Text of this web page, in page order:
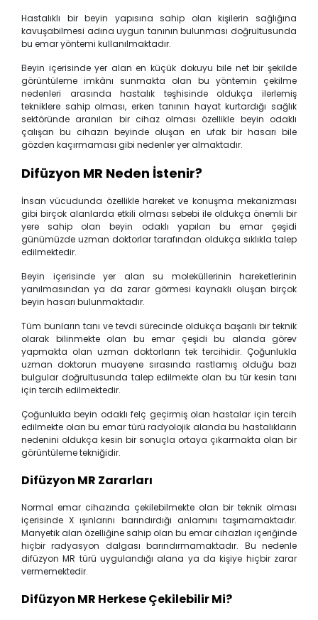
Hastalıklı bir beyin yapısına sahip olan kişilerin sağlığına
kavuşabilmesi adına uygun tanının bulunması doğrultusunda
bu emar yöntemi kullanılmaktadır.
Beyin içerisinde yer alan en küçük dokuyu bile net bir şekilde
görüntüleme imkânı sunmakta olan bu yöntemin çekilme
nedenleri arasında hastalık teşhisinde oldukça ilerlemiş
tekniklere sahip olması, erken tanının hayat kurtardığı sağlık
sektöründe aranılan bir cihaz olması özellikle beyin odaklı
çalışan bu cihazın beyinde oluşan en ufak bir hasarı bile
gözden kaçırmaması gibi nedenler yer almaktadır.
Difüzyon MR Neden İstenir?
İnsan vücudunda özellikle hareket ve konuşma mekanizması
gibi birçok alanlarda etkili olması sebebi ile oldukça önemli bir
yere sahip olan beyin odaklı yapılan bu emar çeşidi
günümüzde uzman doktorlar tarafından oldukça sıklıkla talep
edilmektedir.
Beyin içerisinde yer alan su moleküllerinin hareketlerinin
yanılmasından ya da zarar görmesi kaynaklı oluşan birçok
beyin hasarı bulunmaktadır.
Tüm bunların tanı ve tevdi sürecinde oldukça başarılı bir teknik
olarak bilinmekte olan bu emar çeşidi bu alanda görev
yapmakta olan uzman doktorların tek tercihidir. Çoğunlukla
uzman doktorun muayene sırasında rastlamış olduğu bazı
bulgular doğrultusunda talep edilmekte olan bu tür kesin tanı
için tercih edilmektedir.
Çoğunlukla beyin odaklı felç geçirmiş olan hastalar için tercih
edilmekte olan bu emar türü radyolojik alanda bu hastalıkların
nedenini oldukça kesin bir sonuçla ortaya çıkarmakta olan bir
görüntüleme tekniğidir.
Difüzyon MR Zararları
Normal emar cihazında çekilebilmekte olan bir teknik olması
içerisinde X ışınlarını barındırdığı anlamını taşımamaktadır.
Manyetik alan özelliğine sahip olan bu emar cihazları içeriğinde
hiçbir radyasyon dalgası barındırmamaktadır. Bu nedenle
difüzyon MR türü uygulandığı alana ya da kişiye hiçbir zarar
vermemektedir.
Difüzyon MR Herkese Çekilebilir Mi?